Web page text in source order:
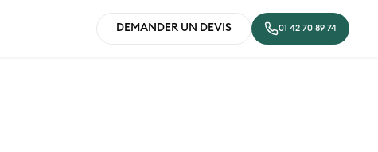
DEMANDER UN DEVIS 01 42 70 89 74